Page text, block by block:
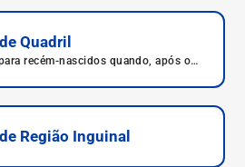
Quadril
recém-nascidos quando, após o
Região Inguinal